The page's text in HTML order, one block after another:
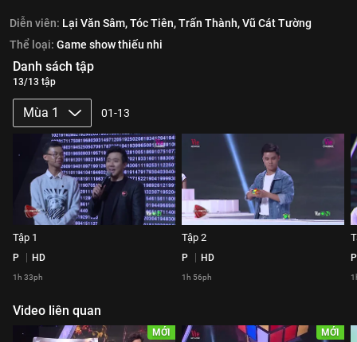
Diễn viên: Lại Văn Sâm,Tóc Tiên,Trấn Thành,Vũ Cát Tường
Thể loại: Game show thiếu nhi
Danh sách tập
13/13 tập
Mùa 1 01-13
Tập 1
P HD
1h 33ph
Tập 2
P HD
1h 56ph
P
Video liên quan
MỚI MỚI